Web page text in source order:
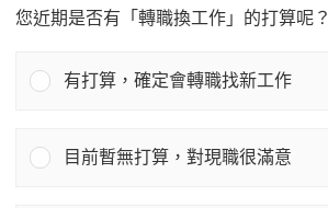
您近期是否有「轉職換工作」的打算呢？
有打算，確定會轉職找新工作
目前暫無打算，對現職很滿意